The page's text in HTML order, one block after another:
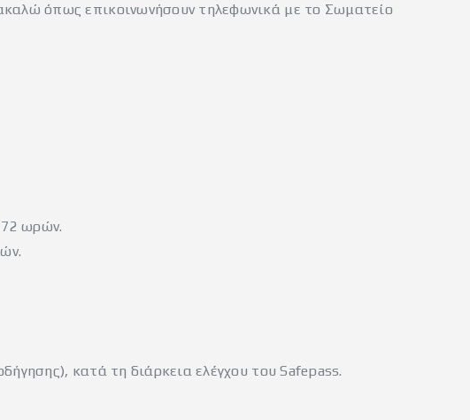
όπως επικοινωνήσουν τηλεφωνικά με το Σωματείο
72 ωρών.
κατά τη διάρκεια ελέγχου του Safepass.